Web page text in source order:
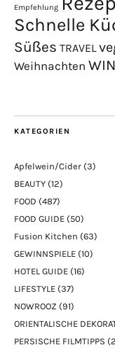
Empfehlung
Schnelle
Süßes TRAVEL
Weihnachten
KATEGORIEN
Apfelwein/Cider (3)
BEAUTY (12)
FOOD (487)
FOOD GUIDE (50)
Fusion Kitchen (63)
GEWINNSPIELE (10)
HOTEL GUIDE (16)
LIFESTYLE (37)
NOWROOZ (91)
ORIENTALISCHE
PERSISCHE FILMTIPPS